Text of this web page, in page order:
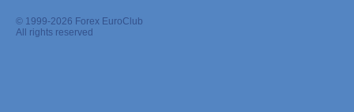
© 1999-2026 Forex EuroClub
All rights reserved